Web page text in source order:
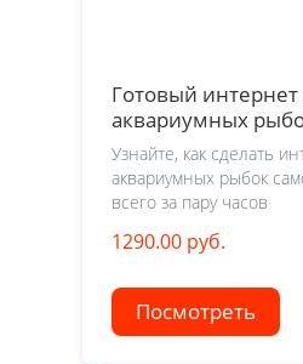
Готовый интернет
аквариумных
Узнайте, как сделать
аквариумных рыбок
всего за пару часов
1290.00 руб.
Посмотреть